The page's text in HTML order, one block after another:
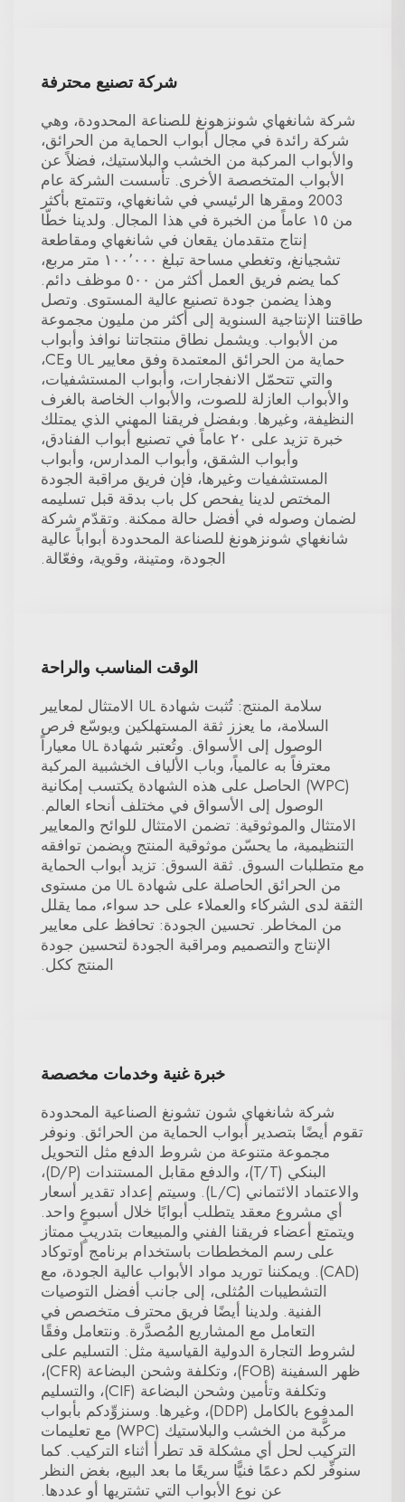
شركة تصنيع محترفة
شركة شانغهاي شونزهونغ للصناعة المحدودة، وهي
شركة رائدة في مجال أبواب الحماية من الحرائق،
والأبواب المركبة من الخشب والبلاستيك، فضلاً عن
الأبواب المتخصصة الأخرى. تأسست الشركة عام
2003 ومقرها الرئيسي في شانغهاي، وتتمتع بأكثر
من ١٥ عاماً من الخبرة في هذا المجال. ولدينا خطّا
إنتاج متقدمان يقعان في شانغهاي ومقاطعة
تشجيانغ، وتغطي مساحة تبلغ ١٠٠٬٠٠٠ متر مربع،
كما يضم فريق العمل أكثر من ٥٠٠ موظف دائم.
وهذا يضمن جودة تصنيع عالية المستوى. وتصل
طاقتنا الإنتاجية السنوية إلى أكثر من مليون مجموعة
من الأبواب. ويشمل نطاق منتجاتنا نوافذ وأبواب
حماية من الحرائق المعتمدة وفق معايير UL وCE،
والتي تتحمّل الانفجارات، وأبواب المستشفيات،
والأبواب العازلة للصوت، والأبواب الخاصة بالغرف
النظيفة، وغيرها. وبفضل فريقنا المهني الذي يمتلك
خبرة تزيد على ٢٠ عاماً في تصنيع أبواب الفنادق،
وأبواب الشقق، وأبواب المدارس، وأبواب
المستشفيات وغيرها، فإن فريق مراقبة الجودة
المختص لدينا يفحص كل باب بدقة قبل تسليمه
لضمان وصوله في أفضل حالة ممكنة. وتقدّم شركة
شانغهاي شونزهونغ للصناعة المحدودة أبواباً عالية
الجودة، ومتينة، وقوية، وفعّالة.
الوقت المناسب والراحة
سلامة المنتج: تُثبت شهادة UL الامتثال لمعايير
السلامة، ما يعزز ثقة المستهلكين ويوسّع فرص
الوصول إلى الأسواق. وتُعتبر شهادة UL معياراً
معترفاً به عالمياً، وباب الألياف الخشبية المركبة
(WPC) الحاصل على هذه الشهادة يكتسب إمكانية
الوصول إلى الأسواق في مختلف أنحاء العالم.
الامتثال والموثوقية: تضمن الامتثال للوائح والمعايير
التنظيمية، ما يحسّن موثوقية المنتج ويضمن توافقه
مع متطلبات السوق. ثقة السوق: تزيد أبواب الحماية
من الحرائق الحاصلة على شهادة UL من مستوى
الثقة لدى الشركاء والعملاء على حد سواء، مما يقلل
من المخاطر. تحسين الجودة: تحافظ على معايير
الإنتاج والتصميم ومراقبة الجودة لتحسين جودة
المنتج ككل.
خبرة غنية وخدمات مخصصة
شركة شانغهاي شون تشونغ الصناعية المحدودة
تقوم أيضًا بتصدير أبواب الحماية من الحرائق. ونوفر
مجموعة متنوعة من شروط الدفع مثل التحويل
البنكي (T/T)، والدفع مقابل المستندات (D/P)،
والاعتماد الائتماني (L/C). وسيتم إعداد تقدير أسعار
أي مشروع معقد يتطلب أبوابًا خلال أسبوعٍ واحد.
ويتمتع أعضاء فريقنا الفني والمبيعات بتدريبٍ ممتاز
على رسم المخططات باستخدام برنامج أوتوكاد
(CAD). ويمكننا توريد مواد الأبواب عالية الجودة، مع
التشطيبات المُثلى، إلى جانب أفضل التوصيات
الفنية. ولدينا أيضًا فريق محترف متخصص في
التعامل مع المشاريع المُصدَّرة. ونتعامل وفقًا
لشروط التجارة الدولية القياسية مثل: التسليم على
ظهر السفينة (FOB)، وتكلفة وشحن البضاعة (CFR)،
وتكلفة وتأمين وشحن البضاعة (CIF)، والتسليم
المدفوع بالكامل (DDP)، وغيرها. وسنزوِّدكم بأبواب
مركَّبة من الخشب والبلاستيك (WPC) مع تعليمات
التركيب لحل أي مشكلة قد تطرأ أثناء التركيب. كما
سنوفِّر لكم دعمًا فنيًّا سريعًا ما بعد البيع، بغض النظر
عن نوع الأبواب التي تشتريها أو عددها.